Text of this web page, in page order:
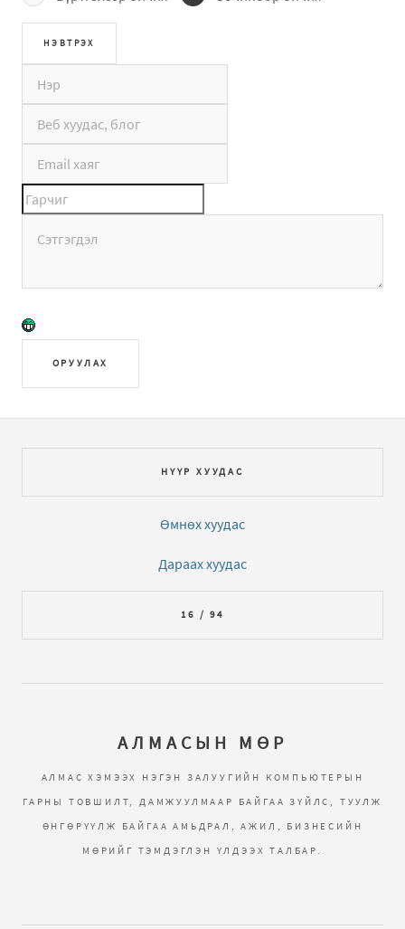
ОРУУЛАХ
НҮҮР ХУУДАС
Өмнөх хуудас
Дараах хуудас
16 / 94
АЛМАСЫН МӨР
АЛМАС ХЭМЭЭХ НЭГЭН ЗАЛУУГИЙН КОМПЬЮТЕРЫН
ГАРНЫ ТОВШИЛТ, ДАМЖУУЛМААР БАЙГАА ЗҮЙЛС, ТУУЛЖ
ӨНГӨРҮҮЛЖ БАЙГАА АМЬДРАЛ, АЖИЛ, БИЗНЕСИЙН
МӨРИЙГ ТЭМДЭГЛЭН ҮЛДЭЭХ ТАЛБАР.